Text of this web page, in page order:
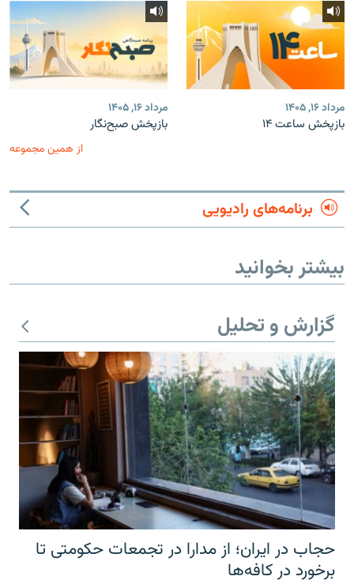
مرداد ۱۶, ۱۴۰۵
بازپخش ساعت ۱۴
مرداد ۱۶, ۱۴۰۵
بازپخش صبح‌نگار
از همین مجموعه
برنامه‌های رادیویی
بیشتر بخوانید
گزارش و تحلیل
حجاب در ایران؛ از مدارا در تجمعات حکومتی تا
برخورد در کافه‌ها